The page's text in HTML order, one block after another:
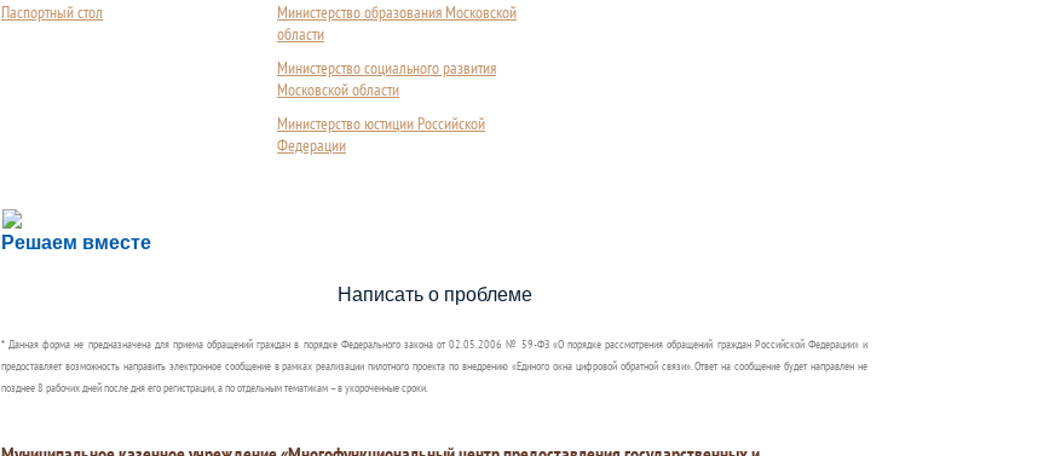
Паспортный стол
Министерство образования Московской
области
Министерство социального развития
Московской области
Министерство юстиции Российской
Федерации
Решаем вместе
Сложности с получением социальной выплаты или пособия?
Сообщите об этом
Написать о проблеме
* Данная форма не предназначена для приема обращений граждан в порядке Федерального закона от 02.05.2006 № 59-ФЗ «О порядке рассмотрения обращений граждан Российской Федерации» и
предоставляет возможность направить электронное сообщение в рамках реализации пилотного проекта по внедрению «Единого окна цифровой обратной связи». Ответ на сообщение будет направлен не
позднее 8 рабочих дней после дня его регистрации, а по отдельным тематикам – в укороченные сроки.